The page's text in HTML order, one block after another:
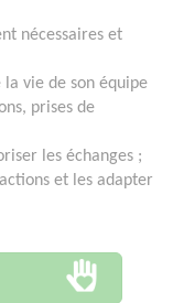
nécessaires et
vie de son équipe
prises de
les échanges ;
et les adapter